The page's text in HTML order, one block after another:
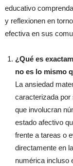
educativo
y reflexionen en
efectiva en sus
¿Qué es
no es lo mismo
La ansiedad
caracterizada por
que involucran
estado afectivo
frente a tareas o
directamente en
numérica incluso